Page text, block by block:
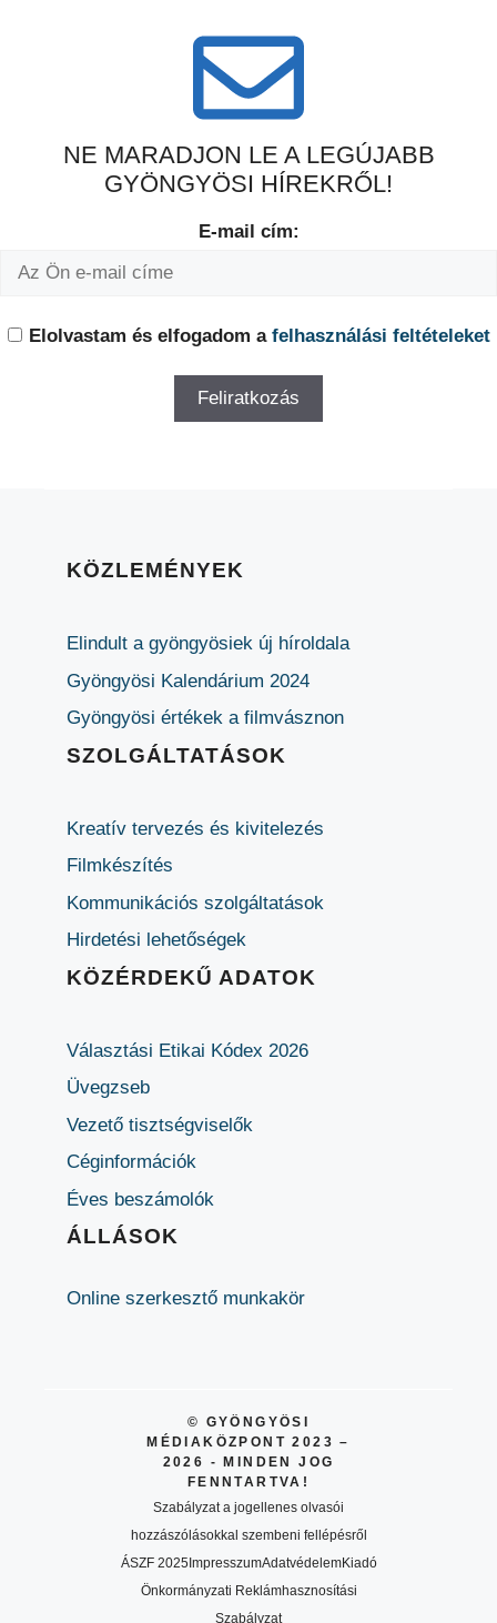
NE MARADJON LE A LEGÚJABB
GYÖNGYÖSI HÍREKRŐL!
E-mail cím:
Elolvastam és elfogadom a felhasználási feltételeket
KÖZLEMÉNYEK
Elindult a gyöngyösiek új híroldala
Gyöngyösi Kalendárium 2024
Gyöngyösi értékek a filmvásznon
SZOLGÁLTATÁSOK
Kreatív tervezés és kivitelezés
Filmkészítés
Kommunikációs szolgáltatások
Hirdetési lehetőségek
KÖZÉRDEKŰ ADATOK
Választási Etikai Kódex 2026
Üvegzseb
Vezető tisztségviselők
Céginformációk
Éves beszámolók
ÁLLÁSOK
Online szerkesztő munkakör
© GYÖNGYÖSI
MÉDIAKÖZPONT 2023 –
2026 - MINDEN JOG
FENNTARTVA!
Szabályzat a jogellenes olvasói
hozzászólásokkal szembeni fellépésről
ÁSZF 2025ImpresszumAdatvédelemKiadó
Önkormányzati Reklámhasznosítási
Szabályzat